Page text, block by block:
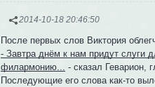
2014-10-18 20:46:50
После первых слов Виктория
- Завтра днём к нам придут слуги
филармонию... - сказал Геварион,
Последующие его слова как-то